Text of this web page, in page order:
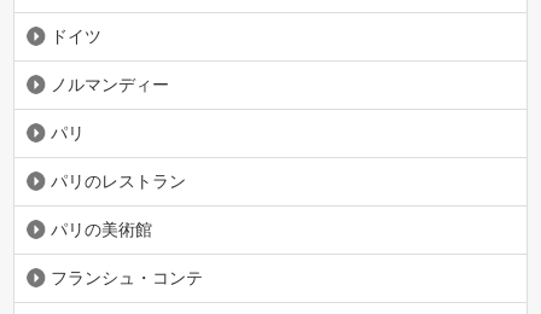
ドイツ
ノルマンディー
パリ
パリのレストラン
パリの美術館
フランシュ・コンテ